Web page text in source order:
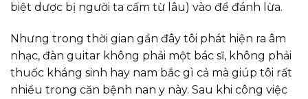
biệt dược bị người ta cấm từ lâu) vào để đánh lừa.
Nhưng trong thời gian gần đây tôi phát hiện ra âm
nhạc, đàn guitar không phải một bác sĩ, không phải
thuốc kháng sinh hay nam bắc gì cả mà giúp tôi rất
nhiều trong căn bệnh nan y này. Sau khi công việc